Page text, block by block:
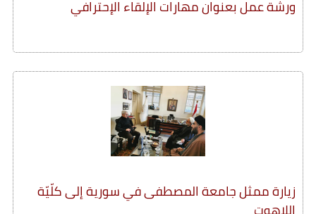
ورشة عمل بعنوان مهارات الإلقاء الإحترافي
زيارة ممثل جامعة المصطفى في سورية إلى كلّيّة